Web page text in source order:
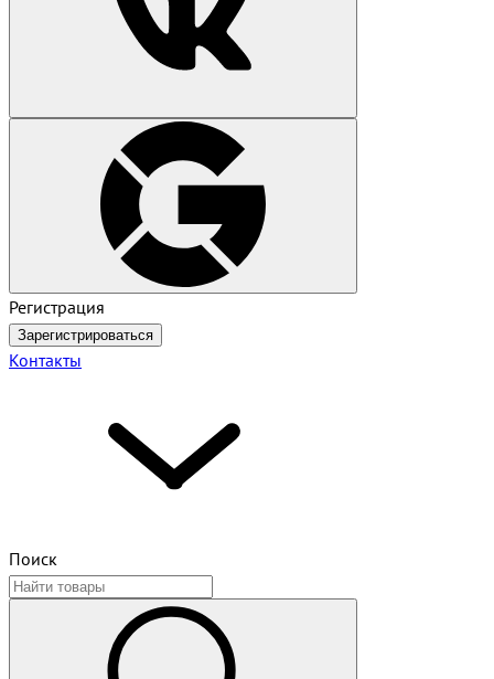
Регистрация
Зарегистрироваться
Контакты
Поиск